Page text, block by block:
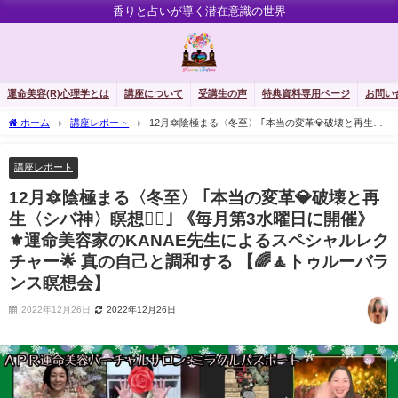
香りと占いが導く潜在意識の世界
運命美容(R)心理学とは 講座について 受講生の声 特典資料専用ページ お問い
ホーム 講座レポート
12月🔯陰極まる〈冬至〉 ｢本当の変革💎破壊と再生
講座レポート
12月🔯陰極まる〈冬至〉 ｢本当の変革💎破壊と再
生〈シバ神〉瞑想🧘‍♀｣ 《毎月第3水曜日に開催》
⚜️運命美容家のKANAE先生によるスペシャルレク
チャー🌟 真の自己と調和する 【🌈🧘‍トゥルーバラ
ンス瞑想会】
2022年12月26日 2022年12月26日